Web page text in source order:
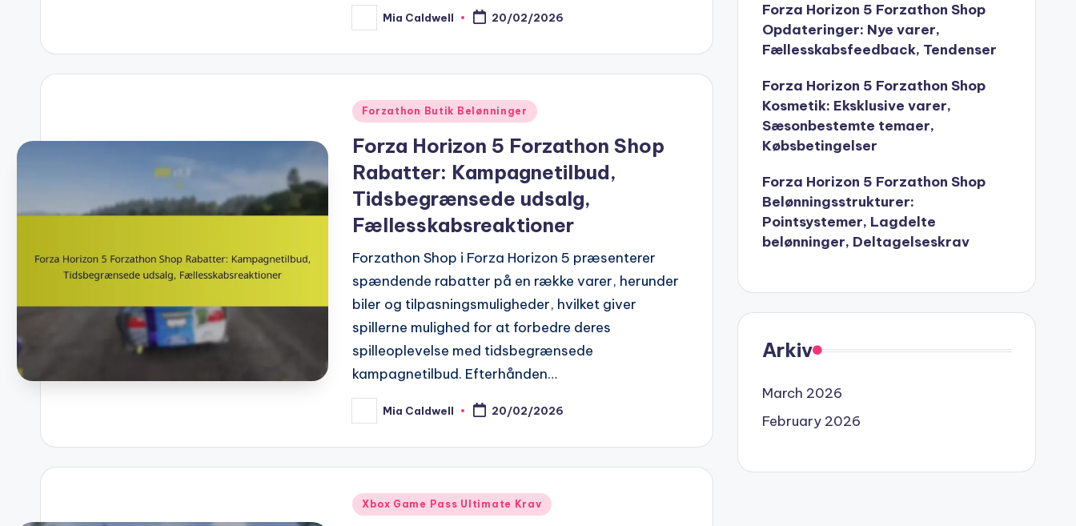
Posted
by
Mia Caldwell 20/02/2026
Posted
Forzathon Butik Belønninger
Forza Horizon 5 Forzathon Shop
Rabatter: Kampagnetilbud,
Tidsbegrænsede udsalg,
Fællesskabsreaktioner
Forzathon Shop i Forza Horizon 5 præsenterer
spændende rabatter på en række varer, herunder
biler og tilpasningsmuligheder, hvilket giver
spillerne mulighed for at forbedre deres
spilleoplevelse med tidsbegrænsede
kampagnetilbud. Efterhånden…
Posted
by
Mia Caldwell 20/02/2026
Posted
Xbox Game Pass Ultimate Krav
Forza Horizon 5 Forzathon Shop
Opdateringer: Nye varer,
Fællesskabsfeedback, Tendenser
Forza Horizon 5 Forzathon Shop
Kosmetik: Eksklusive varer,
Sæsonbestemte temaer,
Købsbetingelser
Forza Horizon 5 Forzathon Shop
Belønningsstrukturer:
Pointsystemer, Lagdelte
belønninger, Deltagelseskrav
Arkiv
March 2026
February 2026